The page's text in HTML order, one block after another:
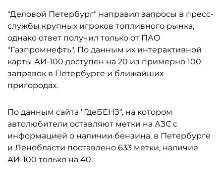
"Деловой Петербург" направил запросы в пресс-
службы крупных игроков топливного рынка,
однако ответ получил только от ПАО
"Газпромнефть". По данным их интерактивной
карты АИ-100 доступен на 20 из примерно 100
заправок в Петербурге и ближайших
пригородах.
По данным сайта "ГдеБЕНЗ", на котором
автолюбители оставляют метки на АЗС с
информацией о наличии бензина, в Петербурге
и Ленобласти поставлено 633 метки, наличие
АИ-100 только на 40.